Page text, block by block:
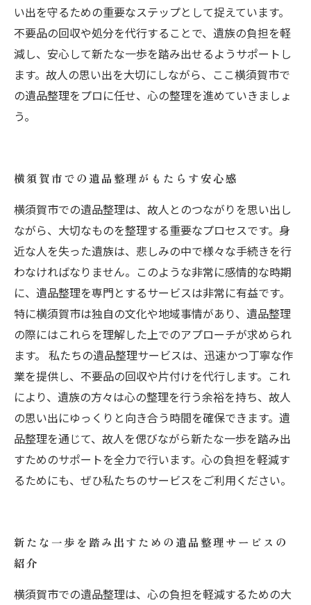
い出を守るための重要なステップとして捉えています。
不要品の回収や処分を代行することで、遺族の負担を軽
減し、安心して新たな一歩を踏み出せるようサポートし
ます。故人の思い出を大切にしながら、ここ横須賀市で
の遺品整理をプロに任せ、心の整理を進めていきましょ
う。
横須賀市での遺品整理がもたらす安心感
横須賀市での遺品整理は、故人とのつながりを思い出し
ながら、大切なものを整理する重要なプロセスです。身
近な人を失った遺族は、悲しみの中で様々な手続きを行
わなければなりません。このような非常に感情的な時期
に、遺品整理を専門とするサービスは非常に有益です。
特に横須賀市は独自の文化や地域事情があり、遺品整理
の際にはこれらを理解した上でのアプローチが求められ
ます。 私たちの遺品整理サービスは、迅速かつ丁寧な作
業を提供し、不要品の回収や片付けを代行します。これ
により、遺族の方々は心の整理を行う余裕を持ち、故人
の思い出にゆっくりと向き合う時間を確保できます。遺
品整理を通じて、故人を偲びながら新たな一歩を踏み出
すためのサポートを全力で行います。心の負担を軽減す
るためにも、ぜひ私たちのサービスをご利用ください。
新たな一歩を踏み出すための遺品整理サービスの
紹介
横須賀市での遺品整理は、心の負担を軽減するための大